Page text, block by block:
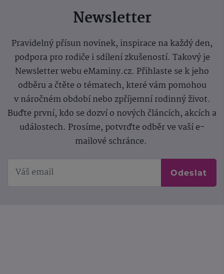
Newsletter
Pravidelný přísun novinek, inspirace na každý den,
podpora pro rodiče i sdílení zkušeností. Takový je
Newsletter webu eMaminy.cz. Přihlaste se k jeho
odběru a čtěte o tématech, které vám pomohou
v náročném období nebo zpříjemní rodinný život.
Buďte první, kdo se dozví o nových článcích, akcích a
událostech. Prosíme, potvrďte odběr ve vaší e-
mailové schránce.
Odeslat